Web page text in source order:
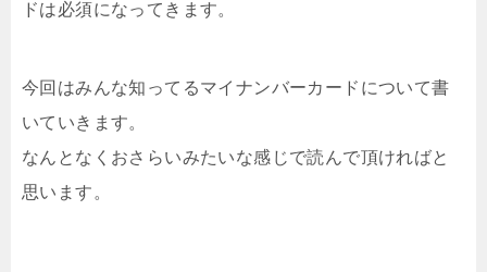
ドは必須になってきます。
今回はみんな知ってるマイナンバーカードについて書
いていきます。
なんとなくおさらいみたいな感じで読んで頂ければと
思います。